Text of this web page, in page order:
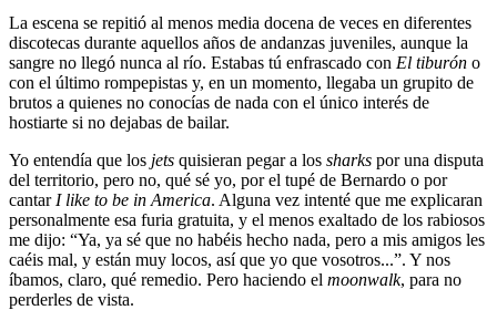
La escena se repitió al menos media docena de veces en diferentes
discotecas durante aquellos años de andanzas juveniles, aunque la
sangre no llegó nunca al río. Estabas tú enfrascado con El tiburón o
con el último rompepistas y, en un momento, llegaba un grupito de
brutos a quienes no conocías de nada con el único interés de
hostiarte si no dejabas de bailar.
Yo entendía que los jets quisieran pegar a los sharks por una disputa
del territorio, pero no, qué sé yo, por el tupé de Bernardo o por
cantar I like to be in America. Alguna vez intenté que me explicaran
personalmente esa furia gratuita, y el menos exaltado de los rabiosos
me dijo: “Ya, ya sé que no habéis hecho nada, pero a mis amigos les
caéis mal, y están muy locos, así que yo que vosotros...”. Y nos
íbamos, claro, qué remedio. Pero haciendo el moonwalk, para no
perderles de vista.